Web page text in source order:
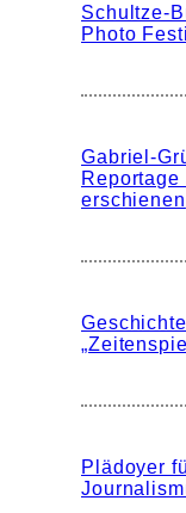
Schultze-
Photo
Gabriel-
erschienen
Plädoyer